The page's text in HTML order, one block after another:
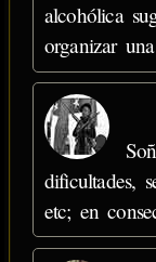
alcohólica
organizar
dificultades,
etc; en